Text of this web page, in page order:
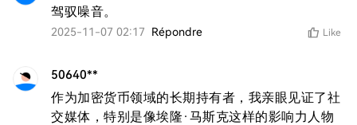
驾驭噪音。
2025-11-07 02:17 Répondre Like
50640**
作为加密货币领域的长期持有者，我亲眼见证了社
交媒体，特别是像埃隆·马斯克这样的影响力人物